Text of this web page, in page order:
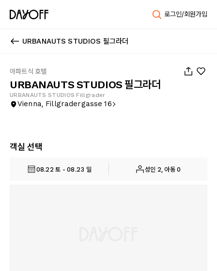
로그인/회원가입
URBANAUTS STUDIOS 필그라더
아파트식 호텔
URBANAUTS STUDIOS 필그라더
URBANAUTS STUDIOS Fillgrader
Vienna, Fillgradergasse 16
객실 선택
08.22 토 - 08.23 일 성인 2, 아동 0